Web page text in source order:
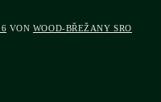
VON WOOD-BŘEŽANY SRO